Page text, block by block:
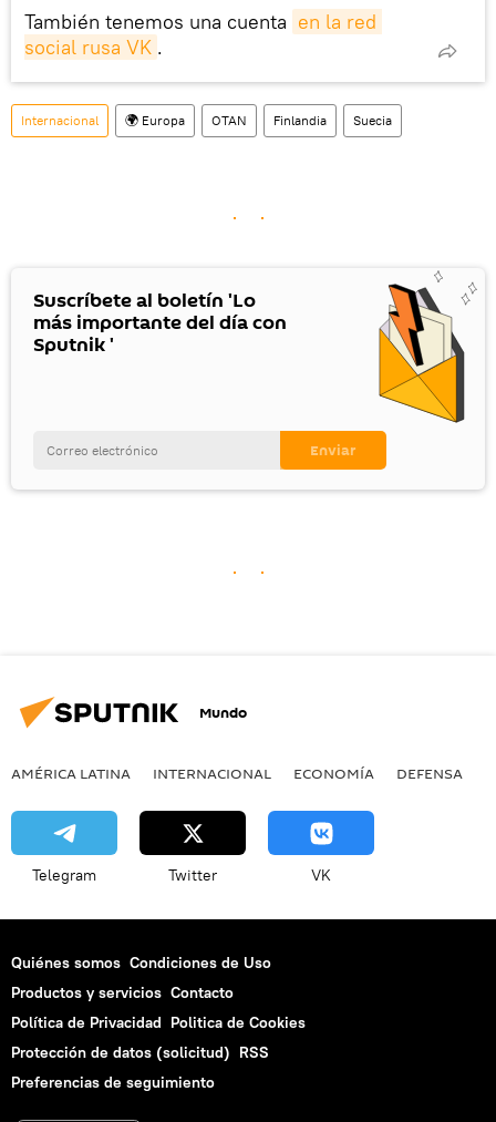
También tenemos una cuenta en la red
social rusa VK .
Internacional 🌍 Europa OTAN Finlandia Suecia
Suscríbete al boletín 'Lo
más importante del día con
Sputnik '
Mundo
AMÉRICA LATINA INTERNACIONAL ECONOMÍA DEFENSA
Telegram Twitter VK
Quiénes somos Condiciones de Uso
Productos y servicios Contacto
Política de Privacidad Politica de Cookies
Protección de datos (solicitud) RSS
Preferencias de seguimiento